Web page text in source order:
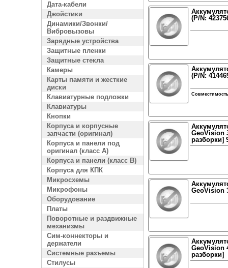
Дата-кабели
Джойстики
Динамики/Звонки/
Вибровызовы
Зарядные устройства
Защитные пленки
Защитные стекла
Камеры
Карты памяти и жесткие
диски
Клавиатурные подложки
Клавиатуры
Кнопки
Корпуса и корпусные
запчасти (оригинал)
Корпуса и панели под
оригинал (класс A)
Корпуса и панели (класс B)
Корпуса для КПК
Микросхемы
Микрофоны
Оборудование
Платы
Поворотные и раздвижные
механизмы
Сим-коннекторы и
держатели
Системные разъемы
Стилусы
(P/N:
(P/N:
GeoVision
разборки]
GeoVision
GeoVision
разборки]